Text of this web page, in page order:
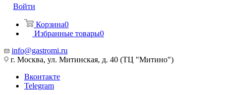
Войти
Корзина0
Избранные товары0
info@gastromi.ru
г. Москва, ул. Митинская, д. 40 (ТЦ "Митино")
Вконтакте
Telegram